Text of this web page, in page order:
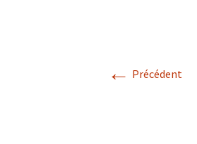
← Précédent